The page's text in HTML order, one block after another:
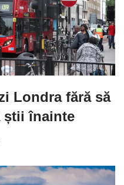
Londra fără să
știi înainte